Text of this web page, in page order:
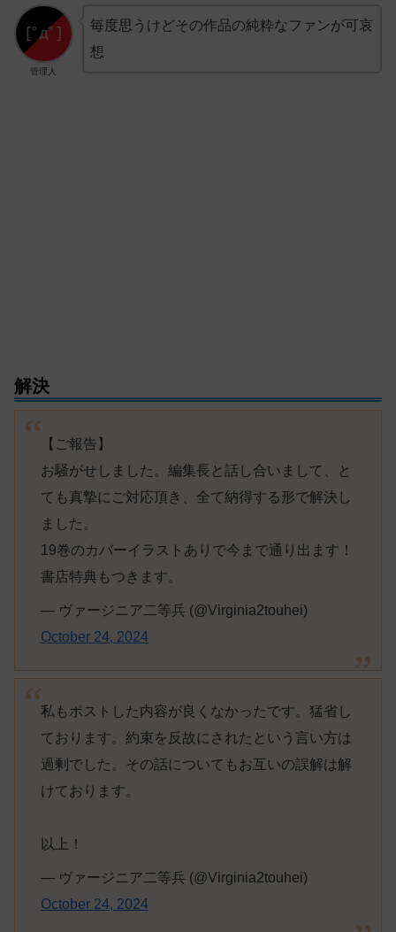
管理人
毎度思うけどその作品の純粋なファンが可哀
想
解決
【ご報告】
お騒がせしました。編集長と話し合いまして、と
ても真摯にご対応頂き、全て納得する形で解決し
ました。
19巻のカバーイラストありで今まで通り出ます！
書店特典もつきます。
— ヴァージニア二等兵 (@Virginia2touhei)
October 24, 2024
私もポストした内容が良くなかったです。猛省し
ております。約束を反故にされたという言い方は
過剰でした。その話についてもお互いの誤解は解
けております。
以上！
— ヴァージニア二等兵 (@Virginia2touhei)
October 24, 2024